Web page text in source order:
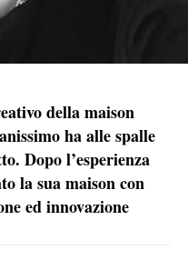
della maison
ha alle spalle
Dopo l’esperienza
la sua maison con
ed innovazione